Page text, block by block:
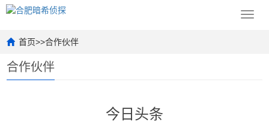
首页>>合作伙伴
合作伙伴
今日头条